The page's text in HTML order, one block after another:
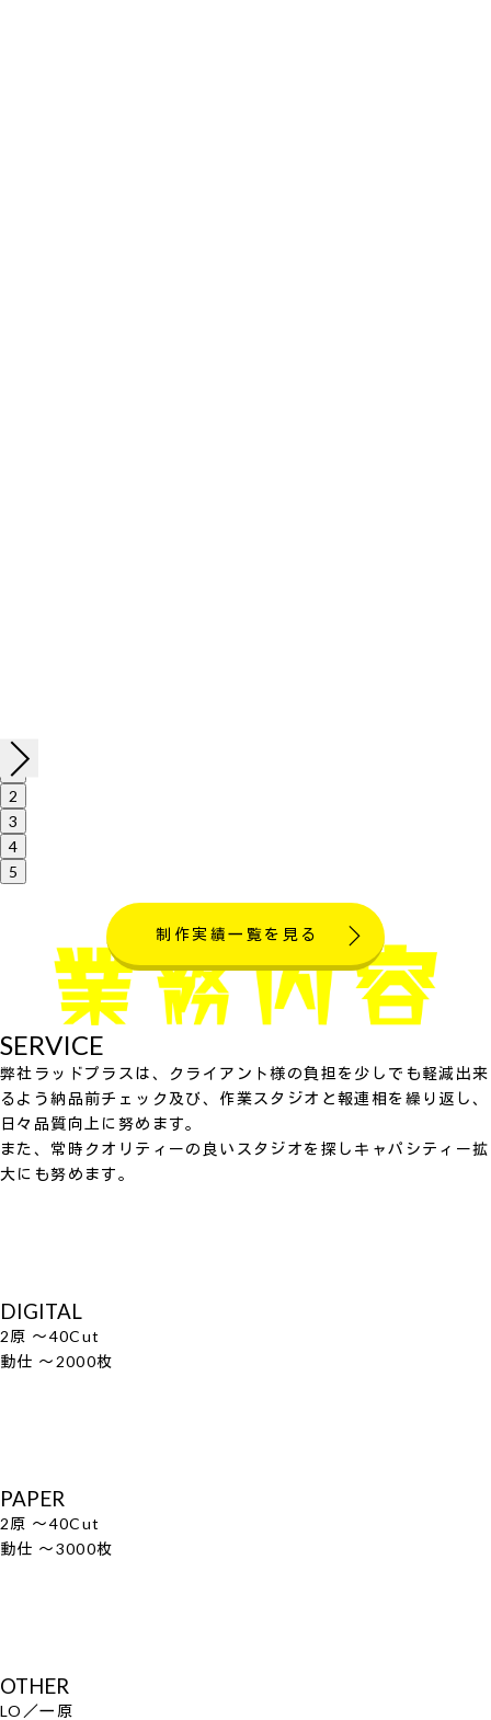
1
2
3
4
5
制作実績一覧を見る
SERVICE
弊社ラッドプラスは、クライアント様の負担を少しでも軽減出来
るよう納品前チェック及び、作業スタジオと報連相を繰り返し、
日々品質向上に努めます。
また、常時クオリティーの良いスタジオを探しキャパシティー拡
大にも努めます。
DIGITAL
2原 ～40Cut
動仕 ～2000枚
PAPER
2原 ～40Cut
動仕 ～3000枚
OTHER
LO／一原